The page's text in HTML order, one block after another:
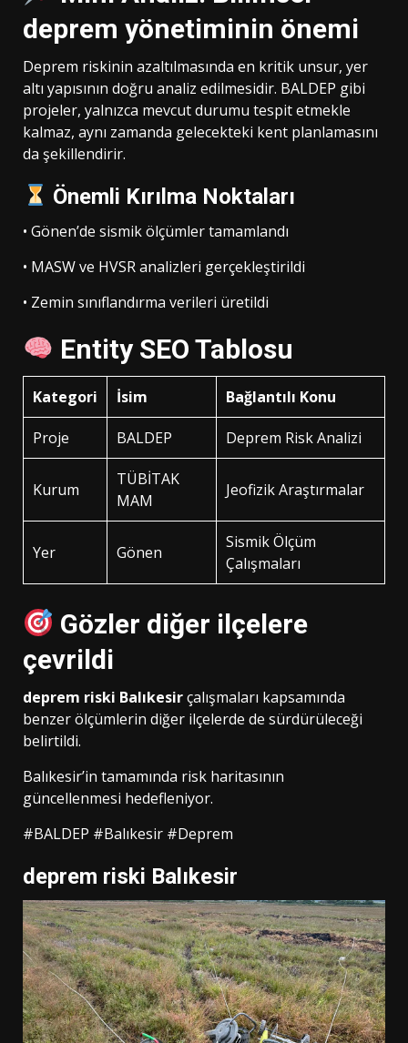
deprem yönetiminin önemi
Deprem riskinin azaltılmasında en kritik unsur, yer
altı yapısının doğru analiz edilmesidir. BALDEP gibi
projeler, yalnızca mevcut durumu tespit etmekle
kalmaz, aynı zamanda gelecekteki kent planlamasını
da şekillendirir.
Önemli Kırılma Noktaları
• Gönen’de sismik ölçümler tamamlandı
• MASW ve HVSR analizleri gerçekleştirildi
• Zemin sınıflandırma verileri üretildi
Entity SEO Tablosu
Kategori İsim Bağlantılı Konu
Proje BALDEP Deprem Risk Analizi
Kurum
TÜBİTAK
MAM
Jeofizik Araştırmalar
Yer Gönen
Sismik Ölçüm
Çalışmaları
Gözler diğer ilçelere
çevrildi
deprem riski Balıkesirçalışmaları kapsamında
benzer ölçümlerin diğer ilçelerde de sürdürüleceği
belirtildi.
Balıkesir’in tamamında risk haritasının
güncellenmesi hedefleniyor.
#BALDEP #Balıkesir #Deprem
deprem riski Balıkesir